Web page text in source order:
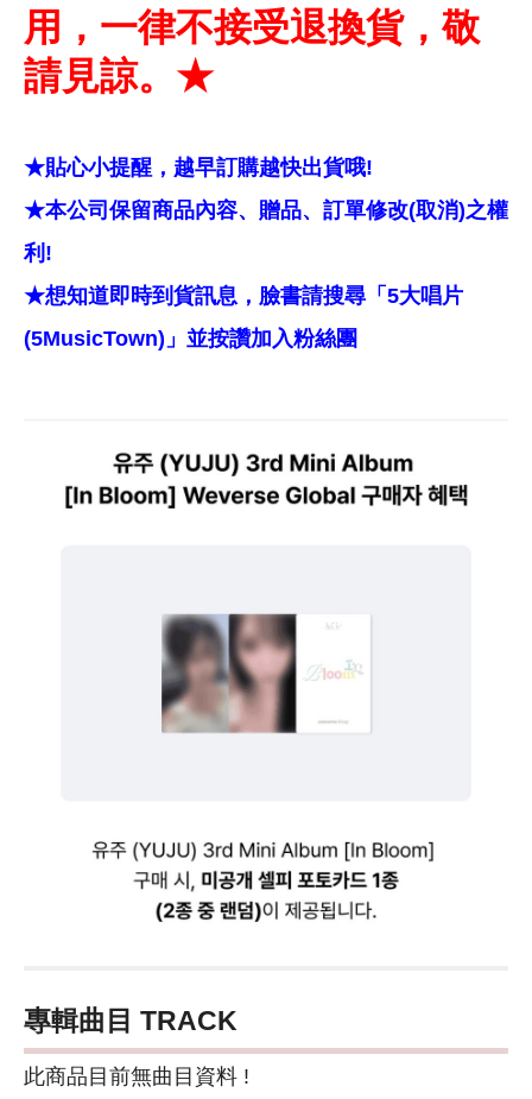
用，一律不接受退換貨，敬
請見諒。★
★貼心小提醒，越早訂購越快出貨哦!
★本公司保留商品內容、贈品、訂單修改(取消)之權
利!
★想知道即時到貨訊息，臉書請搜尋「5大唱片
(5MusicTown)」並按讚加入粉絲團
專輯曲目 TRACK
此商品目前無曲目資料 !